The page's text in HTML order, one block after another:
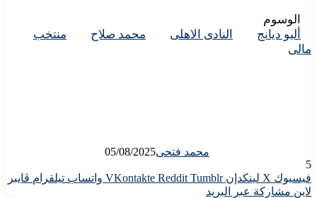
الوسوم
أليو ديانج
النادى الاهلى محمد صلاح
منتخب
مالى
محمد فتحى05/08/2025
5
فيسبوك X لينكدإن واتساب تيلقرام ڤايبر
لاين مشاركة عبر البريد